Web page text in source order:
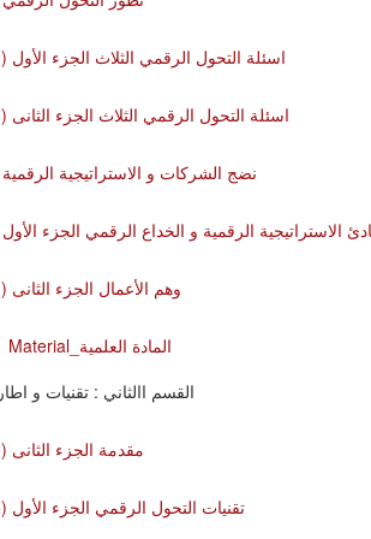
6_اسئلة التحول الرقمي الثلاث الجزء الأول (10:39)
7_اسئلة التحول الرقمي الثلاث الجزء الثانى (13:23)
8_نضج الشركات و الاستراتيجية الرقمية
الاستراتيجية الرقمية و الخداع الرقمي الجزء الأول
10_وهم الأعمال الجزء الثانى (9:01)
Section 1 Material_المادة العلمية
القسم االثاني : تقنيات و
12_مقدمة الجزء الثانى (1:13)
13_تقنيات التحول الرقمي الجزء الأول (8:55)